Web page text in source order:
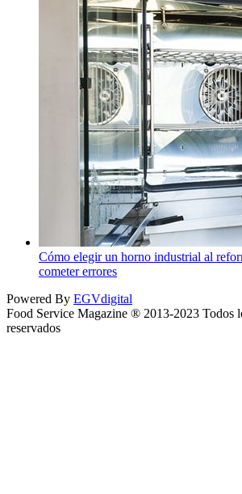
Cómo elegir un horno industrial al
cometer errores
Powered By EGVdigital
Food Service Magazine ® 2013-2023 Todos
reservados